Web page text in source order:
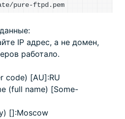
pure-ftpd.pem
IP адрес, а не домен,
работало.
code) [AU]:RU
(full name) [Some-
[]:Moscow